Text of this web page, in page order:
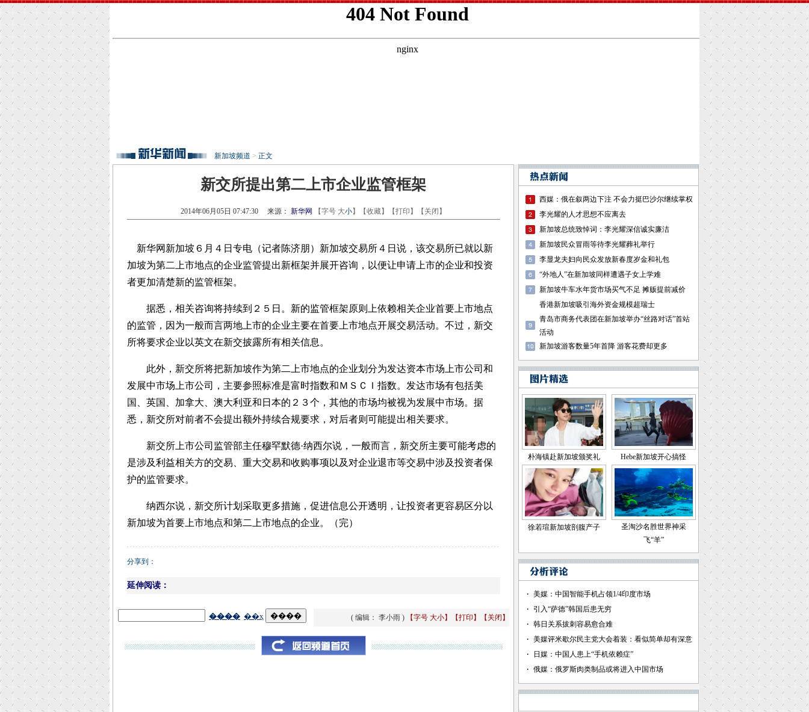
新加坡频道 > 正文
新交所提出第二上市企业监管框架
2014年06月05日 07:47:30 来源： 新华网 【字号 大小】【收藏】【打印 】【 关闭 】
新华网新加坡６月４日专电（记者陈济朋）新加坡交易所４日说，该交易所已就以新
加坡为第二上市地点的企业监管提出新框架并展开咨询，以便让申请上市的企业和投资
者更加清楚新的监管框架。
据悉，相关咨询将持续到２５日。新的监管框架原则上依赖相关企业首要上市地点
的监管，因为一般而言两地上市的企业主要在首要上市地点开展交易活动。不过，新交
所将要求企业以英文在新交披露所有相关信息。
此外，新交所将把新加坡作为第二上市地点的企业划分为发达资本市场上市公司和
发展中市场上市公司，主要参照标准是富时指数和ＭＳＣＩ指数。发达市场有包括美
国、英国、加拿大、澳大利亚和日本的２３个，其他的市场均被视为发展中市场。据
悉，新交所对前者不会提出额外持续合规要求，对后者则可能提出相关要求。
新交所上市公司监管部主任穆罕默德·纳西尔说，一般而言，新交所主要可能考虑的
是涉及利益相关方的交易、重大交易和收购事项以及对企业退市等交易中涉及投资者保
护的监管要求。
纳西尔说，新交所计划采取更多措施，促进信息公开透明，让投资者更容易区分以
新加坡为首要上市地点和第二上市地点的企业。（完）
分享到：
延伸阅读：
( 编辑： 李小雨 ) 【字号 大小】 【打印 】 【 关闭 】